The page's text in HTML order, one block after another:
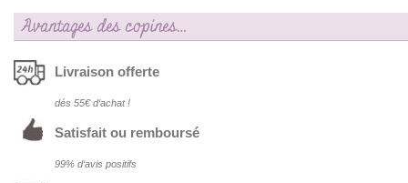
Avantages des copines…
Livraison offerte
dés 55€ d‘achat !
Satisfait ou remboursé
99% d‘avis positifs